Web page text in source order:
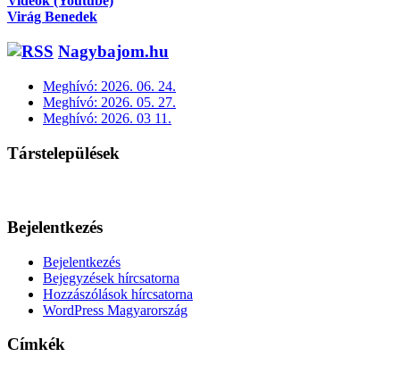
Virág Benedek
Nagybajom.hu
Meghívó: 2026. 06. 24.
Meghívó: 2026. 05. 27.
Meghívó: 2026. 03 11.
Társtelepülések
Bejelentkezés
Bejelentkezés
Bejegyzések hírcsatorna
Hozzászólások hírcsatorna
WordPress Magyarország
Címkék